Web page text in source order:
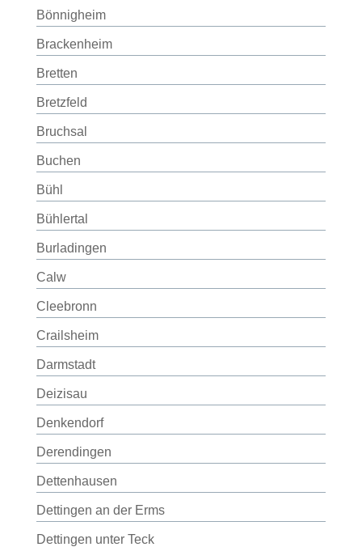
Bönnigheim
Brackenheim
Bretten
Bretzfeld
Bruchsal
Buchen
Bühl
Bühlertal
Burladingen
Calw
Cleebronn
Crailsheim
Darmstadt
Deizisau
Denkendorf
Derendingen
Dettenhausen
Dettingen an der Erms
Dettingen unter Teck